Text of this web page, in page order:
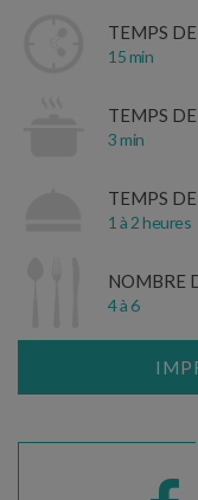
TEMPS
15 min
TEMPS
3 min
TEMPS
1 à 2 heures
NOMBRE
4 à 6